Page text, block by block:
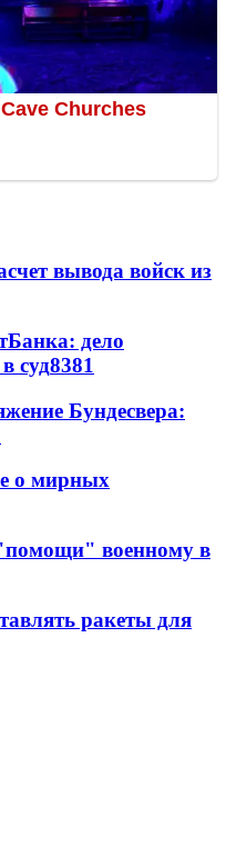
вывода войск из
дело
суд8381
Бундесвера:
о мирных
военному в
ракеты для